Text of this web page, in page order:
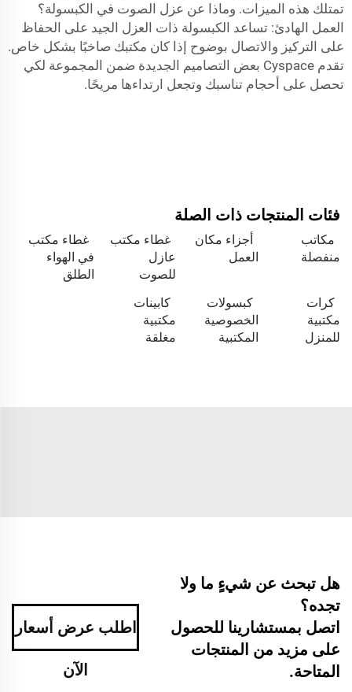
تمتلك هذه الميزات. وماذا عن عزل الصوت في الكبسولة؟
العمل الهادئ: تساعد الكبسولة ذات العزل الجيد على الحفاظ
على التركيز والاتصال بوضوح إذا كان مكتبك صاخبًا بشكل خاص.
تقدم Cyspace بعض التصاميم الجديدة ضمن المجموعة لكي
تحصل على أحجام تناسبك وتجعل ارتداءها مريحًا.
فئات المنتجات ذات الصلة
مكاتب
منفصلة
أجزاء مكان
العمل
غطاء مكتب
عازل
للصوت
غطاء مكتب
في الهواء
الطلق
كرات
مكتبية
للمنزل
كبسولات
الخصوصية
المكتبية
كابينات
مكتبية
مغلقة
هل تبحث عن شيءٍ ما ولا
تجده؟
اتصل بمستشارينا للحصول
على مزيد من المنتجات
المتاحة.
اطلب عرض أسعار
الآن